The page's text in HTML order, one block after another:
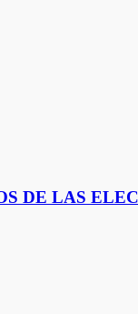
DE LAS